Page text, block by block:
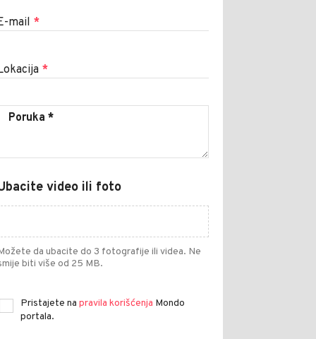
mail *
*
video ili foto
da ubacite do 3 fotografije ili videa. Ne
biti više od 25 MB.
Pristajete na pravila korišćenja Mondo
portala.